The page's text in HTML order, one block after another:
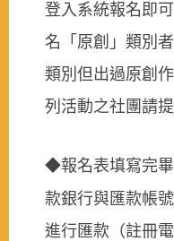
登入系統報名即
名「原創」類別
類別但出過原創
列活動之社團請
◆報名表填寫完
款銀行與匯款帳
進行匯款（註冊